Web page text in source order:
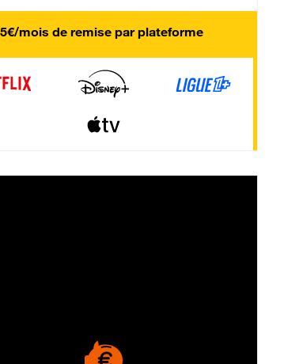
mois de remise par plateforme